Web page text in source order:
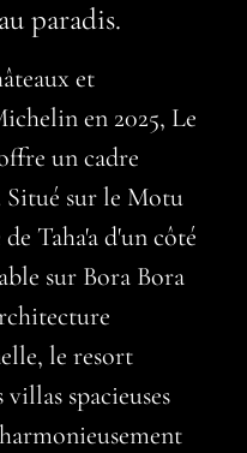
paradis.
et
en 2025, Le
un cadre
Situé sur le Motu
Taha'a d'un côté
sur Bora Bora
le resort
spacieuses